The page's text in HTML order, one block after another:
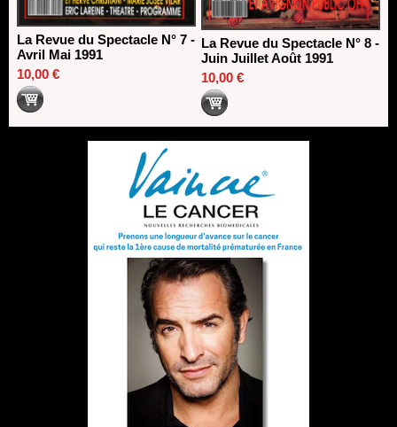
La Revue du Spectacle N° 7 -
Avril Mai 1991
10,00 €
La Revue du Spectacle N° 8 -
Juin Juillet Août 1991
10,00 €